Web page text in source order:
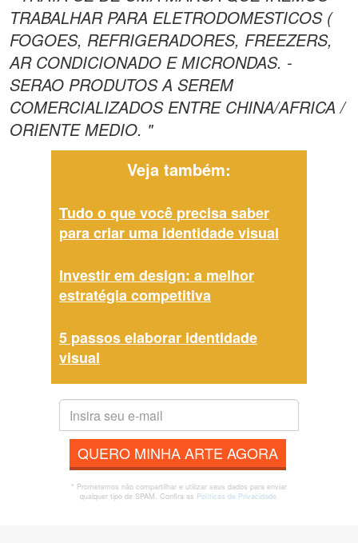
TRABALHAR PARA ELETRODOMESTICOS (
FOGOES, REFRIGERADORES, FREEZERS,
AR CONDICIONADO E MICRONDAS. -
SERAO PRODUTOS A SEREM
COMERCIALIZADOS ENTRE CHINA/AFRICA /
ORIENTE MEDIO. "
Veja também:
Tudo o que você precisa saber
para criar uma identidade visual
Investir em design: a melhor
estratégia competitiva
5 passos elaborar identidade
visual
QUERO MINHA ARTE AGORA
* Prometemos não compartilhar e utilizar seus dados para enviar
qualquer tipo de SPAM. Confira as Políticas de Privacidade.